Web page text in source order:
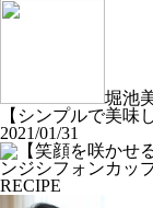
堀池
【シンプルで美味
2021/01/31
RECIPE